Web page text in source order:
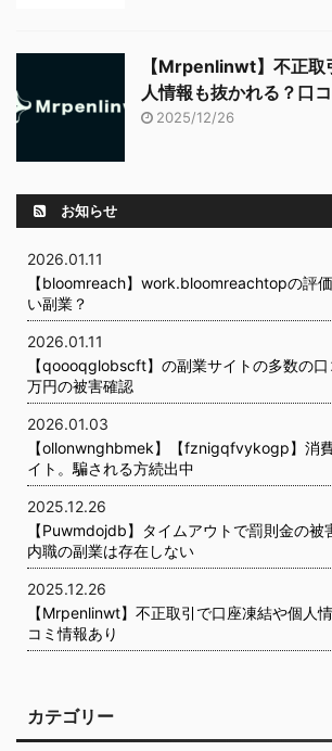
【Mrpenlinwt】不正取
人情報も抜かれる？口
2025/12/26
お知らせ
2026.01.11
【bloomreach】work.bloomreachtopの評
い副業？
2026.01.11
【qoooqglobscft】の副業サイトの多数の
万円の被害確認
2026.01.03
【ollonwnghbmek】【fznigqfvykogp】消
イト。騙される方続出中
2025.12.26
【Puwmdojdb】タイムアウトで罰則金の被
内職の副業は存在しない
2025.12.26
【Mrpenlinwt】不正取引で口座凍結や個人
コミ情報あり
カテゴリー